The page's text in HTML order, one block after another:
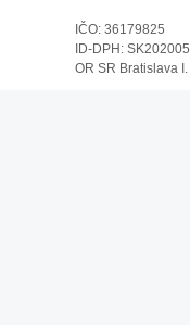
IČO: 36179825
ID-DPH:
OR SR Bratislava